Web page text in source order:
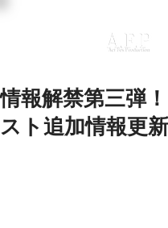
情報解禁第三弾
スト追加情報更新